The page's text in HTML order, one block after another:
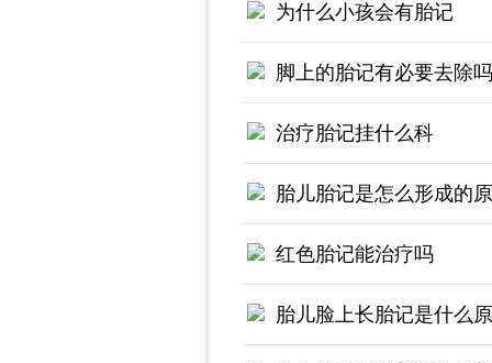
为什么小孩会有胎记
脚上的胎记有必要去除吗
治疗胎记挂什么科
胎儿胎记是怎么形成的
红色胎记能治疗吗
胎儿脸上长胎记是什么